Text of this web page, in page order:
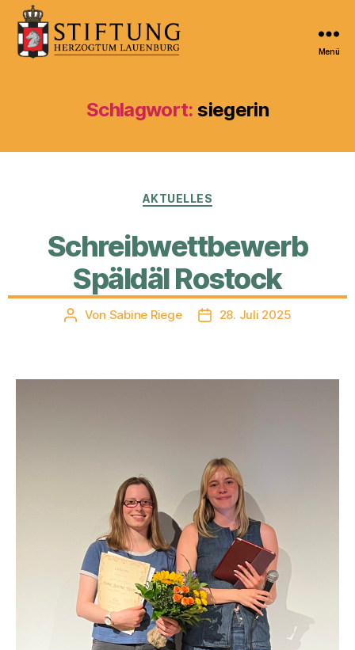
Menü
Schlagwort: siegerin
Kategorien
AKTUELLES
Schreibwettbewerb
Späldäl Rostock
Beitragsautor
Von Sabine Riege Veröffentlichungsdatum
28. Juli 2025